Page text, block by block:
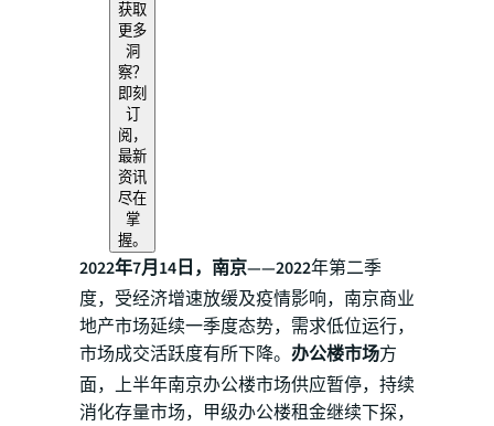
获取
更多
洞
察？
即刻
订
阅，
最新
资讯
尽在
掌
握。
2022年7月14日，南京——2022年第二季
度，受经济增速放缓及疫情影响，南京商业
地产市场延续一季度态势，需求低位运行，
市场成交活跃度有所下降。 办公楼市场方
面，上半年南京办公楼市场供应暂停，持续
消化存量市场，甲级办公楼租金继续下探，